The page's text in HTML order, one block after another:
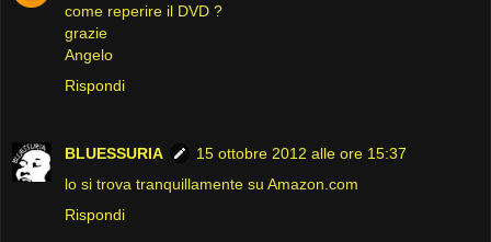
come reperire il DVD ?
grazie
Angelo
Rispondi
BLUESSURIA
15 ottobre 2012 alle ore 15:37
lo si trova tranquillamente su Amazon.com
Rispondi